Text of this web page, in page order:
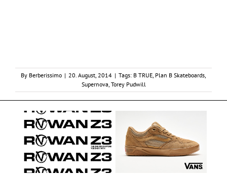
By Berberissimo | 20. August, 2014 | Tags: B TRUE Plan B Skateboards
Supernova Torey Pudwill